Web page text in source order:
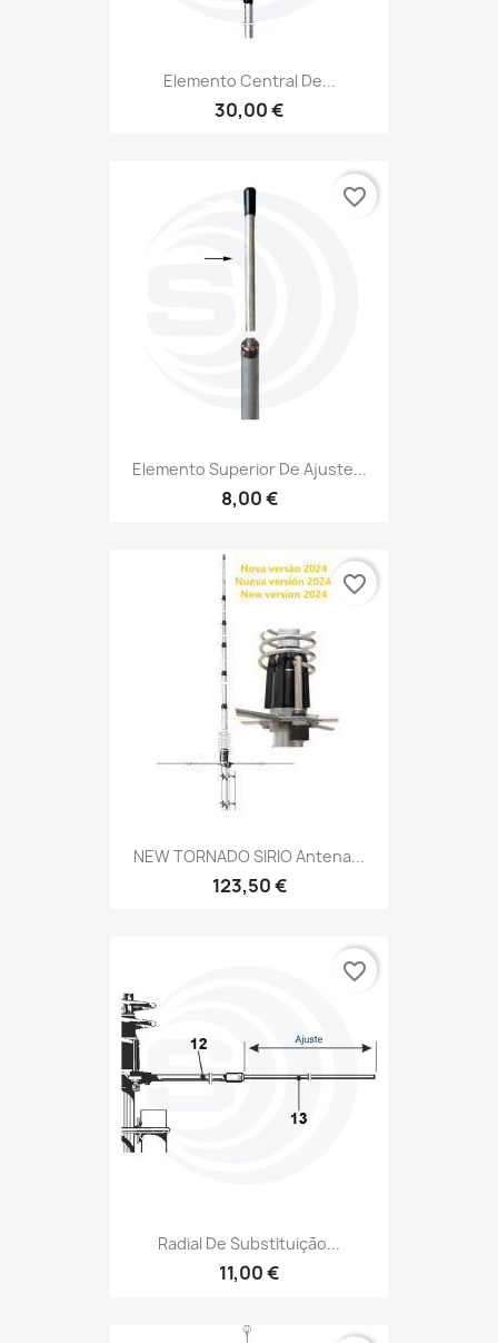
Elemento Central De...
30,00 €
Elemento Superior De Ajuste...
8,00 €
favorite_border
NEW TORNADO SIRIO Antena...
123,50 €
favorite_border
Radial De Substituição...
11,00 €
favorite_border